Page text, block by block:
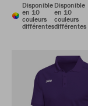
Disponible
en 10
couleurs
différentes
Disponible
en 10
couleurs
différentes